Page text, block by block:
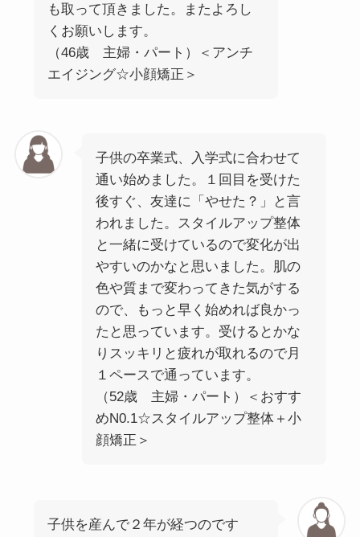
も取って頂きました。またよろし
くお願いします。
（46歳 主婦・パート）＜アンチ
エイジング☆小顔矯正＞
子供の卒業式、入学式に合わせて
通い始めました。１回目を受けた
後すぐ、友達に「やせた？」と言
われました。スタイルアップ整体
と一緒に受けているので変化が出
やすいのかなと思いました。肌の
色や質まで変わってきた気がする
ので、もっと早く始めれば良かっ
たと思っています。受けるとかな
りスッキリと疲れが取れるので月
１ペースで通っています。
（52歳 主婦・パート）＜おすす
めN0.1☆スタイルアップ整体＋小
顔矯正＞
子供を産んで２年が経つのです